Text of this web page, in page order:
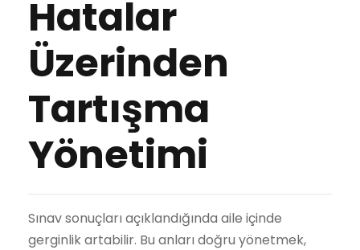
Hatalar
Üzerinden
Tartışma
Yönetimi
Sınav sonuçları açıklandığında aile içinde
gerginlik artabilir. Bu anları doğru yönetmek,